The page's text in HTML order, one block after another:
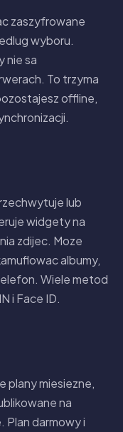
zaszyfrowane
wyboru.
nie sa
To trzyma
offline,
lub
widgety na
zdijec. Moze
albumy,
Wiele metod
i Face ID.
plany miesiezne,
na
Plan darmowy i